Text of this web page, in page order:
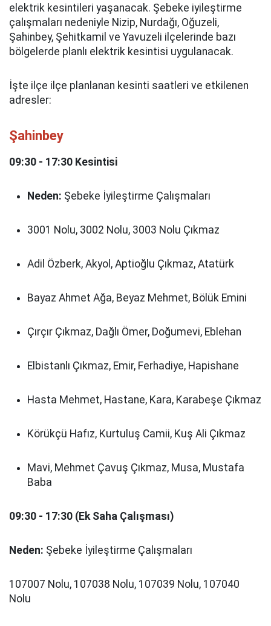
elektrik kesintileri yaşanacak. Şebeke iyileştirme
çalışmaları nedeniyle Nizip, Nurdağı, Oğuzeli,
Şahinbey, Şehitkamil ve Yavuzeli ilçelerinde bazı
bölgelerde planlı elektrik kesintisi uygulanacak.
İşte ilçe ilçe planlanan kesinti saatleri ve etkilenen
adresler:
Şahinbey
09:30 - 17:30 Kesintisi
Neden: Şebeke İyileştirme Çalışmaları
3001 Nolu, 3002 Nolu, 3003 Nolu Çıkmaz
Adil Özberk, Akyol, Aptioğlu Çıkmaz, Atatürk
Bayaz Ahmet Ağa, Beyaz Mehmet, Bölük Emini
Çırçır Çıkmaz, Dağlı Ömer, Doğumevi, Eblehan
Elbistanlı Çıkmaz, Emir, Ferhadiye, Hapishane
Hasta Mehmet, Hastane, Kara, Karabeşe Çıkmaz
Körükçü Hafız, Kurtuluş Camii, Kuş Ali Çıkmaz
Mavi, Mehmet Çavuş Çıkmaz, Musa, Mustafa
Baba
09:30 - 17:30 (Ek Saha Çalışması)
Neden: Şebeke İyileştirme Çalışmaları
107007 Nolu, 107038 Nolu, 107039 Nolu, 107040
Nolu